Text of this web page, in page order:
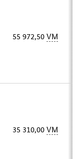
55 972,50VM
35 310,00VM